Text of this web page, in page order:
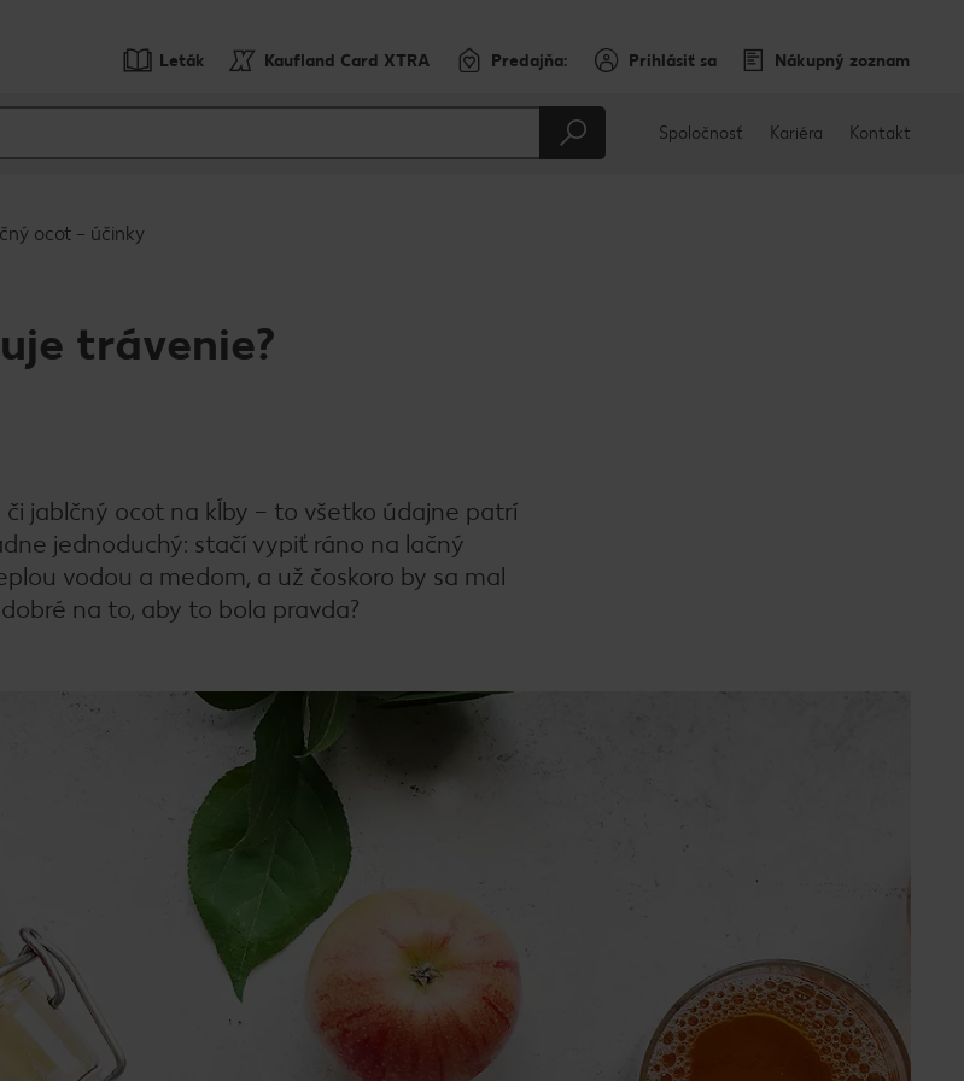
Leták Kaufland Card XTRA Predajňa: Prihlásiť sa Nákupný zoznam
Spoločnosť Kariéra Kontakt
ocot – účinky
trávenie?
jablčný ocot na kĺby – to všetko údajne patrí
jednoduchý: stačí vypiť ráno na lačný
vodou a medom, a už čoskoro by sa mal
na to, aby to bola pravda?